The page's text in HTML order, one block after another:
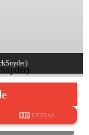
110 EXTRAS